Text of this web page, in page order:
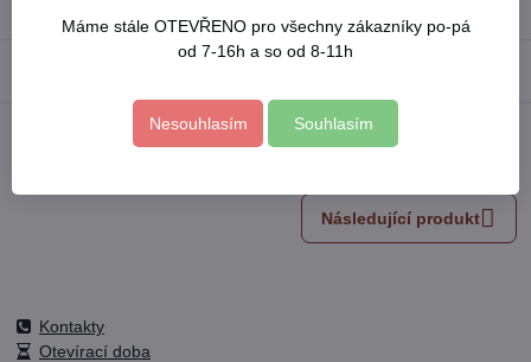
Následující produkt
Kontakty
Otevírací doba
Máme stále OTEVŘENO pro všechny zákazníky po-pá
od 7-16h a so od 8-11h
Nesouhlasím Souhlasím